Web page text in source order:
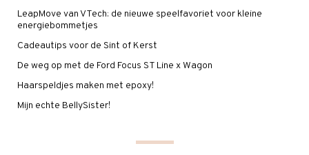
LeapMove van VTech: de nieuwe speelfavoriet voor kleine
energiebommetjes
Cadeautips voor de Sint of Kerst
De weg op met de Ford Focus ST Line x Wagon
Haarspeldjes maken met epoxy!
Mijn echte BellySister!